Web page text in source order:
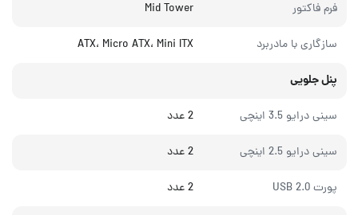
فرم فاکتور Mid Tower
سازگاری با مادربرد ATX، Micro ATX، Mini ITX
پنل جلویی
سینی درایو 3.5 اینچی 2 عدد
سینی درایو 2.5 اینچی 2 عدد
پورت USB 2.0 2 عدد